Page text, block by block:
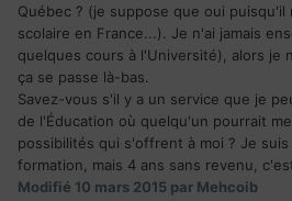
Québec ? (je suppose que oui puisqu'il
scolaire en France...). Je n'ai jamais
quelques cours à l'Université), alors je
ça se passe là-bas.
Savez-vous s'il y a un service que je
de l'Éducation où quelqu'un pourrait
possibilités qui s'offrent à moi ? Je
formation, mais 4 ans sans revenu,
Modifié 10 mars 2015 par Mehcoib